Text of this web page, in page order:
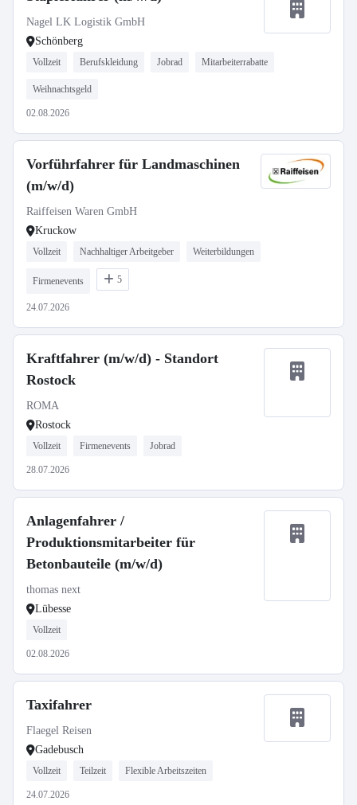
Nagel LK Logistik GmbH
Schönberg
Vollzeit Berufskleidung Jobrad Mitarbeiterrabatte
Weihnachtsgeld
02.08.2026
Vorführfahrer für Landmaschinen
(m/w/d)
Raiffeisen Waren GmbH
Kruckow
Vollzeit Nachhaltiger Arbeitgeber Weiterbildungen
Firmenevents 5
24.07.2026
Kraftfahrer (m/w/d) - Standort
Rostock
ROMA
Rostock
Vollzeit Firmenevents Jobrad
28.07.2026
Anlagenfahrer /
Produktionsmitarbeiter für
Betonbauteile (m/w/d)
thomas next
Lübesse
Vollzeit
02.08.2026
Taxifahrer
Flaegel Reisen
Gadebusch
Vollzeit Teilzeit Flexible Arbeitszeiten
24.07.2026